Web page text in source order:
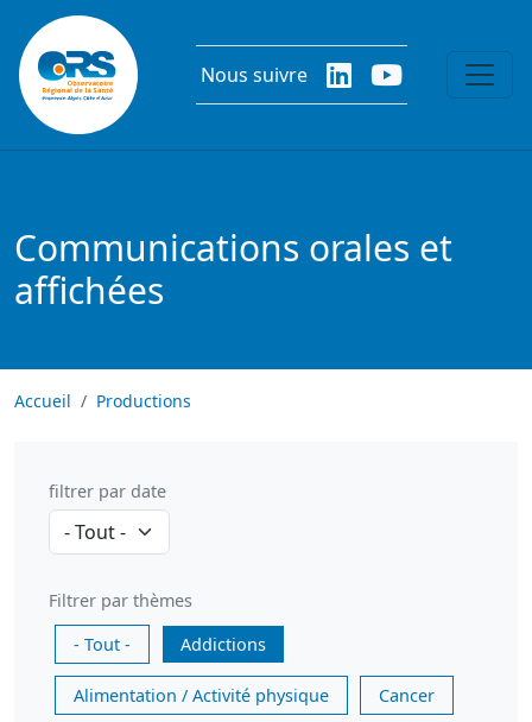
Aller au contenu principal
Nous suivre
Communications orales et
affichées
Accueil Productions
filtrer par date
Filtrer par thèmes
- Tout -
Addictions
Alimentation / Activité physique Cancer